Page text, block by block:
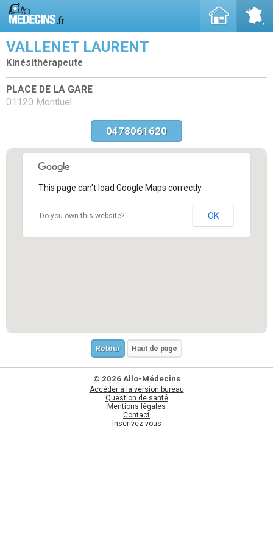
VALLENET LAURENT
Kinésithérapeute
PLACE DE LA GARE
01120 Montluel
0478061620
This page can't load Google Maps correctly.
Do you own this website? OK
Retour Haut de page
© 2026 Allo-Médecins
Accéder à la version bureau
Question de santé
Mentions légales
Contact
Inscrivez-vous